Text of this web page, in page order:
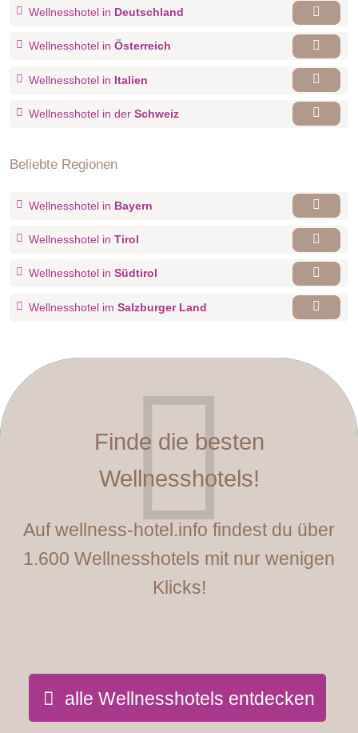
Wellnesshotel in Deutschland
Wellnesshotel in Österreich
Wellnesshotel in Italien
Wellnesshotel in der Schweiz
Beliebte Regionen
Wellnesshotel in Bayern
Wellnesshotel in Tirol
Wellnesshotel in Südtirol
Wellnesshotel im Salzburger Land
Finde die besten
Wellnesshotels!
Auf wellness-hotel.info findest du über
1.600 Wellnesshotels mit nur wenigen
Klicks!
alle Wellnesshotels entdecken